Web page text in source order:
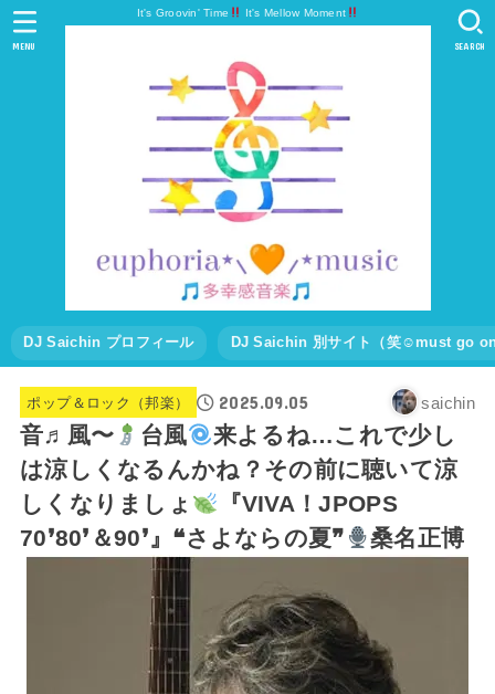
It's Groovin' Time It's Mellow Moment
DJ Saichin プロフィール DJ Saichin 別サイト（笑☺must go
SEARCH
MENU
ポップ＆ロック（邦楽） 2025.09.05 saichin
音♬風〜 台風
来よるね…これで少し
は涼しくなるんかね？その前に聴いて涼
しくなりましょ
『VIVA！JPOPS
70❜80❜＆90❜』❝さよならの夏❞
桑名正博